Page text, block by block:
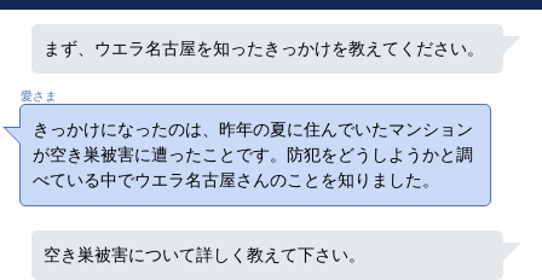
まず、ウエラ名古屋を知ったきっかけを教えてください。
愛さま
きっかけになったのは、昨年の夏に住んでいたマンション
が空き巣被害に遭ったことです。防犯をどうしようかと調
べている中でウエラ名古屋さんのことを知りました。
空き巣被害について詳しく教えて下さい。